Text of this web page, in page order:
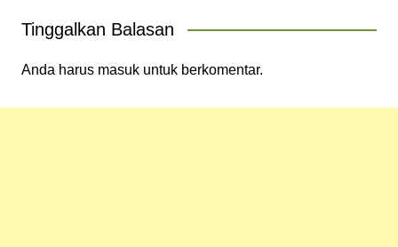
Tinggalkan Balasan
Anda harus masukuntuk berkomentar.